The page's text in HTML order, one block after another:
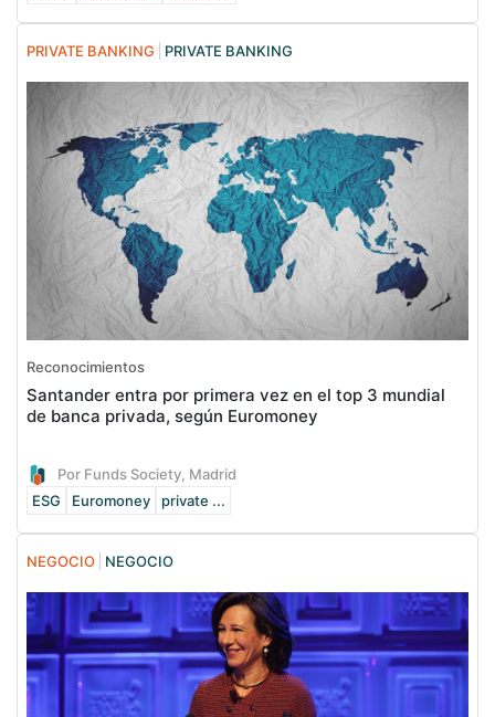
PRIVATE BANKING PRIVATE BANKING
Reconocimientos
Santander entra por primera vez en el top 3 mundial
de banca privada, según Euromoney
Por Funds Society, Madrid
ESG
Euromoney private ...
NEGOCIO NEGOCIO